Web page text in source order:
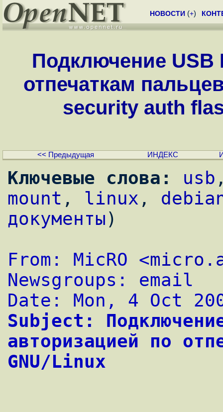
НОВОСТИ (+)
Подключение USB
отпечаткам
security auth
<< Предыдущая ИНДЕКС
Ключевые слова: usb
mount , linux ,
документы)
From: MicRO <
Newsgroups: email
Date: Mon, 4 Oct
Subject:
авторизацией по
GNU/Linux